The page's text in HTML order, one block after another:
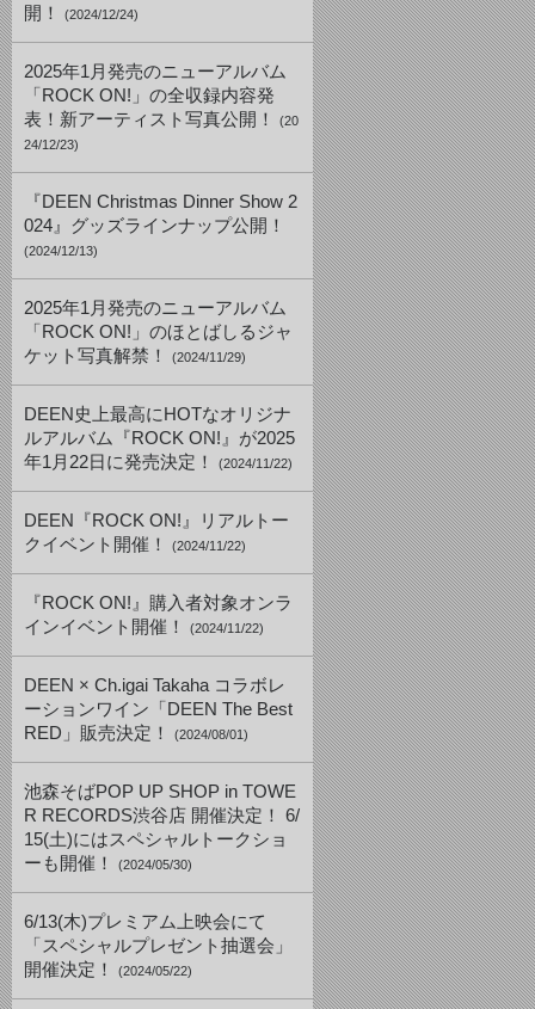
開！
(2024/12/24)
2025年1月発売のニューアルバム
「ROCK ON!」の全収録内容発
表！新アーティスト写真公開！
(20
24/12/23)
『DEEN Christmas Dinner Show 2
024』グッズラインナップ公開！
(2024/12/13)
2025年1月発売のニューアルバム
「ROCK ON!」のほとばしるジャ
ケット写真解禁！
(2024/11/29)
DEEN史上最高にHOTなオリジナ
ルアルバム『ROCK ON!』が2025
年1月22日に発売決定！
(2024/11/22)
DEEN『ROCK ON!』リアルトー
クイベント開催！
(2024/11/22)
『ROCK ON!』購入者対象オンラ
インイベント開催！
(2024/11/22)
DEEN × Ch.igai Takaha コラボレ
ーションワイン「DEEN The Best
RED」販売決定！
(2024/08/01)
池森そばPOP UP SHOP in TOWE
R RECORDS渋谷店 開催決定！ 6/
15(土)にはスペシャルトークショ
ーも開催！
(2024/05/30)
6/13(木)プレミアム上映会にて
「スペシャルプレゼント抽選会」
開催決定！
(2024/05/22)